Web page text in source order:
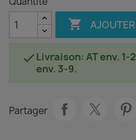

Livraison: AT env. 1-
env. 3-9.
Partager